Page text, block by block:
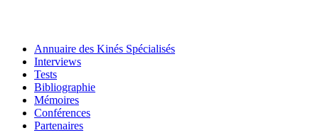
Annuaire des Kinés Spécialisés
Interviews
Tests
Bibliographie
Mémoires
Conférences
Partenaires